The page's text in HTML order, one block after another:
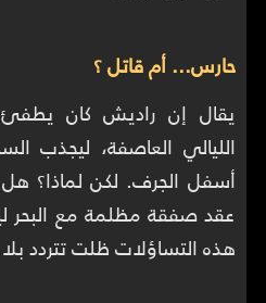
حارس... أم قاتل ؟
يقال إن راديش كان يطفئ
الليالي العاصفة، ليجذب
أسفل الجرف. لكن لماذا؟ هل
عقد صفقة مظلمة مع البحر
هذه التساؤلات ظلت تتردد